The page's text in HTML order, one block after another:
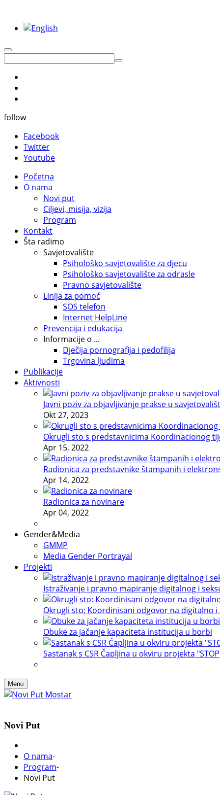
follow
Facebook
Twitter
Youtube
Početna
O nama
Novi put
Ciljevi, misija, vizija
Program
Kontakt
Šta radimo
Savjetovalište
Psihološko savjetovalište za djecu
Psihološko savjetovalište za odrasle
Pravno savjetovalište
Linija za pomoć
SOS telefon
Internet HelpLine
Prevencija i edukacija
Informacije o ...
Dječija pornografija i pedofilija
Trgovina ljudima
Publikacije
Aktivnosti
Javni poziv za objavljivanje prakse u
Okt 27, 2023
Okrugli sto s predstavnicima Koordinacionog
Apr 15, 2022
Radionica za predstavnike štampanih i
Apr 14, 2022
Radionica za novinare
Apr 04, 2022
Gender&Media
GMMP
Media Gender Portrayal
Projekti
Istraživanje i pravno mapiranje digitalnog i
Okrugli sto: Koordinisani odgovor na digitalno i
Obuke za jačanje kapaciteta institucija u borbi
Sastanak s CSR Čapljina u okviru projekta "STOP
Menu
Novi Put
O nama-
Program-
Novi Put